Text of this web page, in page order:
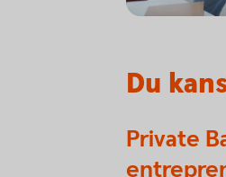
Du
Private